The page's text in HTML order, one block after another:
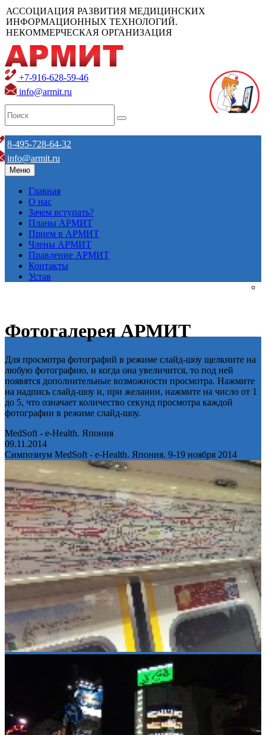
АССОЦИАЦИЯ РАЗВИТИЯ МЕДИЦИНСКИХ
ИНФОРМАЦИОННЫХ ТЕХНОЛОГИЙ.
НЕКОММЕРЧЕСКАЯ ОРГАНИЗАЦИЯ
+7-916-628-59-46
info@armit.ru
8-495-728-64-32
info@armit.ru
Меню
Главная
О нас
Зачем вступать?
Планы АРМИТ
Прием в АРМИТ
Члены АРМИТ
Правление АРМИТ
Контакты
Устав
Фотогалерея АРМИТ
Для просмотра фотографий в режиме слайд-шоу щелкните на
любую фотографию, и когда она увеличится, то под ней
появятся дополнительные возможности просмотра. Нажмите
на надпись слайд-шоу и, при желании, нажмите на число от 1
до 5, что означает количество секунд просмотра каждой
фотографии в режиме слайд-шоу.
MedSoft - e-Health. Япония
09.11.2014
Симпозиум MedSoft - e-Health. Япония. 9-19 ноября 2014